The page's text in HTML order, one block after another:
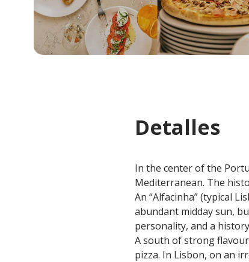
Detalles
In the center of the
Mediterranean. The
An “Alfacinha” (typical
abundant midday sun,
personality, and a
A south of strong
pizza. In Lisbon, on an